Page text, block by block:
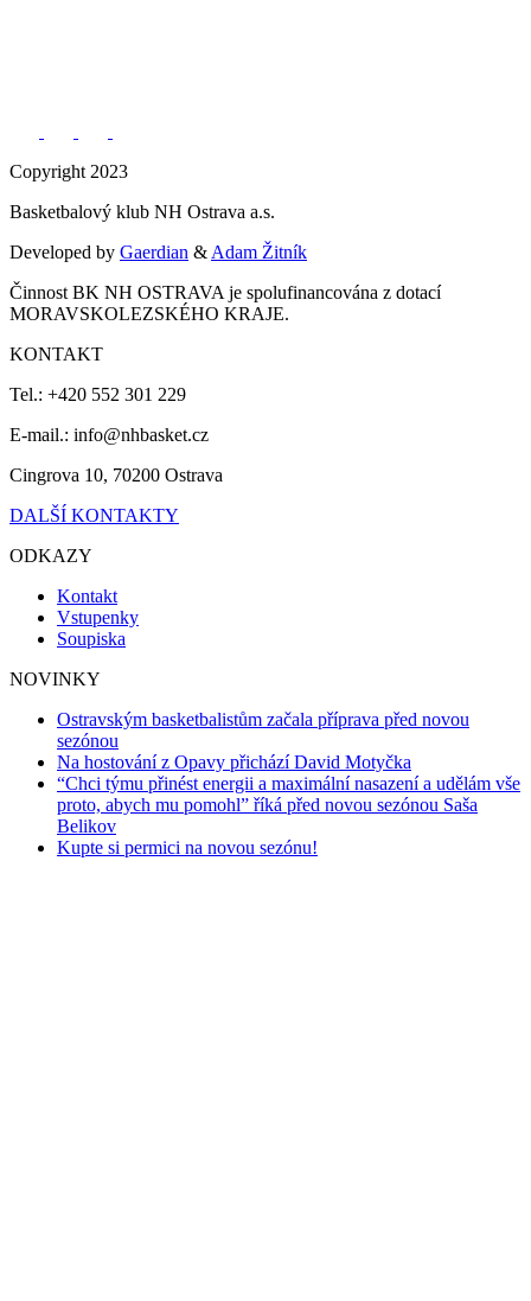
Copyright 2023
Basketbalový klub NH Ostrava a.s.
Developed by Gaerdian & Adam Žitník
Činnost BK NH OSTRAVA je spolufinancována z dotací
MORAVSKOLEZSKÉHO KRAJE.
KONTAKT
Tel.: +420 552 301 229
E-mail.: info@nhbasket.cz
Cingrova 10, 70200 Ostrava
DALŠÍ KONTAKTY
ODKAZY
Kontakt
Vstupenky
Soupiska
NOVINKY
Ostravským basketbalistům začala příprava před novou
sezónou
Na hostování z Opavy přichází David Motyčka
“Chci týmu přinést energii a maximální nasazení a udělám vše
proto, abych mu pomohl” říká před novou sezónou Saša
Belikov
Kupte si permici na novou sezónu!